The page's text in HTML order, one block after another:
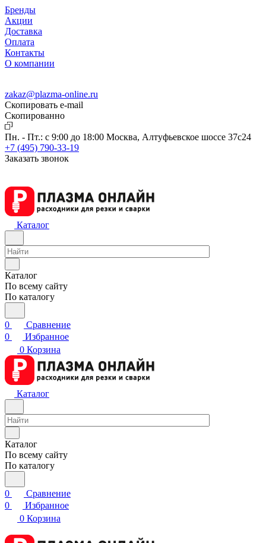
Бренды
Акции
Доставка
Оплата
Контакты
О компании
zakaz@plazma-online.ru
Скопировать e-mail
Cкопированно
Пн. - Пт.: с 9:00 до 18:00 Москва, Алтуфьевское шоссе 37с24
+7 (495) 790-33-19
Заказать звонок
Каталог
Каталог
По всему сайту
По каталогу
0
Сравнение
0
Избранное
0 Корзина
Каталог
Каталог
По всему сайту
По каталогу
0
Сравнение
0
Избранное
0 Корзина